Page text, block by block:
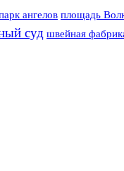
ангелов площадь
суд швейная